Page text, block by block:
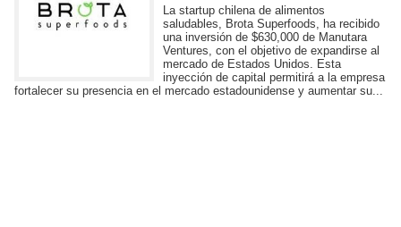
La startup chilena de alimentos
saludables, Brota Superfoods, ha recibido
una inversión de $630,000 de Manutara
Ventures, con el objetivo de expandirse al
mercado de Estados Unidos. Esta
inyección de capital permitirá a la empresa
fortalecer su presencia en el mercado estadounidense y aumentar su...